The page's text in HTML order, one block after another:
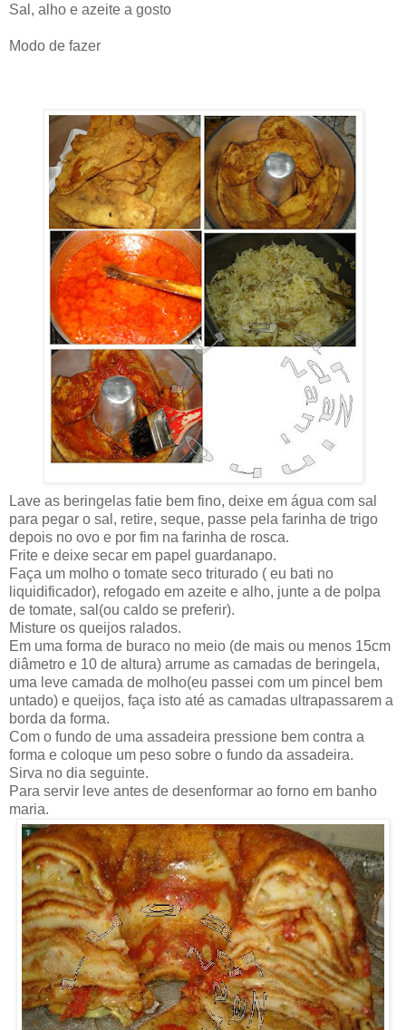
Sal, alho e azeite a gosto
Modo de fazer
Lave as beringelas fatie bem fino, deixe em água com sal
para pegar o sal, retire, seque, passe pela farinha de trigo
depois no ovo e por fim na farinha de rosca.
Frite e deixe secar em papel guardanapo.
Faça um molho o tomate seco triturado ( eu bati no
liquidificador), refogado em azeite e alho, junte a de polpa
de tomate, sal(ou caldo se preferir).
Misture os queijos ralados.
Em uma forma de buraco no meio (de mais ou menos 15cm
diâmetro e 10 de altura) arrume as camadas de beringela,
uma leve camada de molho(eu passei com um pincel bem
untado) e queijos, faça isto até as camadas ultrapassarem a
borda da forma.
Com o fundo de uma assadeira pressione bem contra a
forma e coloque um peso sobre o fundo da assadeira.
Sirva no dia seguinte.
Para servir leve antes de desenformar ao forno em banho
maria.